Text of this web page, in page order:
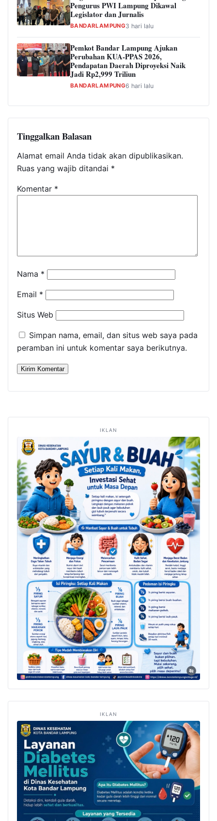
Pengurus PWI Lampung Dikawal
Legislator dan Jurnalis
BANDARLAMPUNG3 hari lalu
Pemkot Bandar Lampung Ajukan
Perubahan KUA-PPAS 2026,
Pendapatan Daerah Diproyeksi Naik
Jadi Rp2,999 Triliun
BANDARLAMPUNG6 hari lalu
Tinggalkan Balasan
Alamat email Anda tidak akan dipublikasikan.
Ruas yang wajib ditandai *
Komentar *
Nama *
Email *
Situs Web
Simpan nama, email, dan situs web saya pada
peramban ini untuk komentar saya berikutnya.
IKLAN
IKLAN